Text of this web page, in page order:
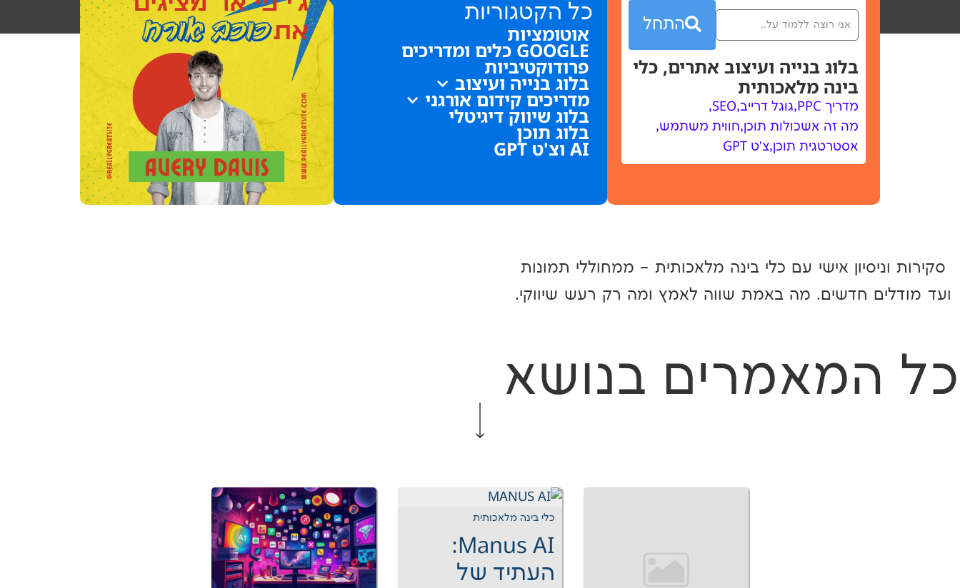
התחל
בלוג בנייה ועיצוב אתרים, כלי
בינה מלאכותית
מדריך PPC ,גוגל דרייב,
SEO
,
מה זה אשכולות תוכן,חווית משתמש,
אסטרטגית תוכן,צ'ט GPT
כל הקטגוריות
אוטומציות
GOOGLE כלים ומדריכים
פרודוקטיביות
בלוג בנייה ועיצוב
מדריכים קידום אורגני
בלוג שיווק דיגיטלי
בלוג תוכן
AI וצ'ט GPT
סקירות וניסיון אישי עם כלי בינה מלאכותית – ממחוללי תמונות
ועד מודלים חדשים. מה באמת שווה לאמץ ומה רק רעש שיווקי.
כל המאמרים בנושא
כלי בינה מלאכותית
Manus AI:
העתיד של